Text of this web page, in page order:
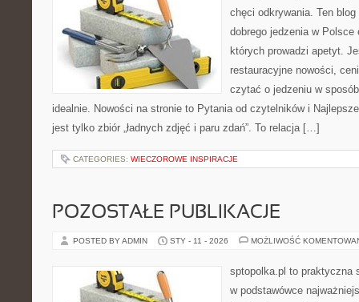
chęci odkrywania. Ten
dobrego jedzenia w
których prowadzi apetyt.
restauracyjne nowości,
czytać o jedzeniu w
idealnie. Nowości na stronie to Pytania od czytelników i
jest tylko zbiór „ładnych zdjęć i paru zdań”. To relacja […]
CATEGORIES: WIECZOROWE INSPIRACJE
POZOSTAŁE PUBLIKACJE
POSTED BY ADMIN STY - 11 - 2026 MOŻLIWOŚĆ
sptopolka.pl to praktyczna
w podstawówce